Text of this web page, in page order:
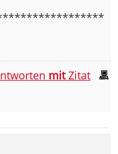
mitZitat